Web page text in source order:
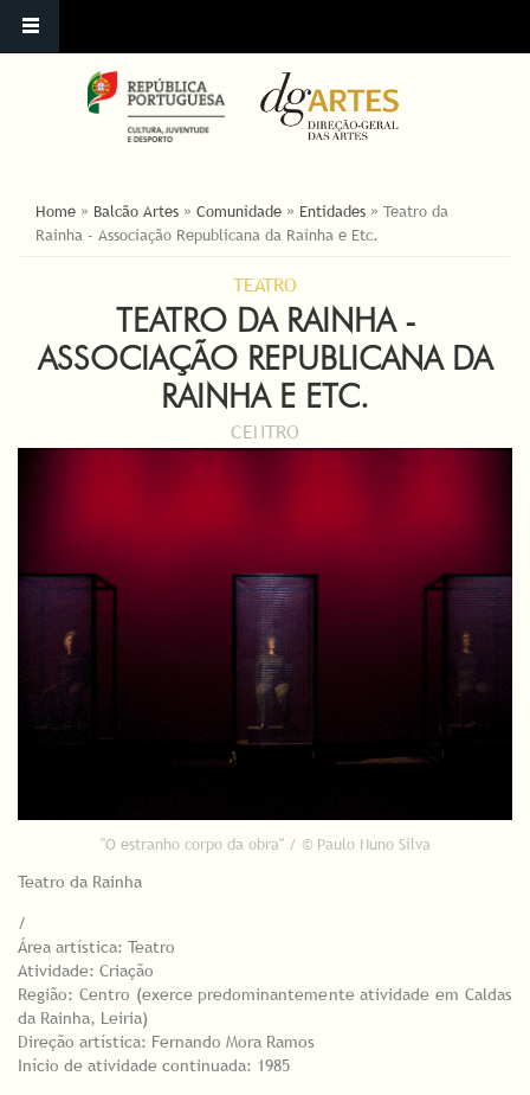
ESTÁ AQUI
Home » Balcão Artes » Comunidade » Entidades » Teatro da
Rainha - Associação Republicana da Rainha e Etc.
TEATRO
TEATRO DA RAINHA -
ASSOCIAÇÃO REPUBLICANA DA
RAINHA E ETC.
CENTRO
"O estranho corpo da obra" / © Paulo Nuno Silva
Teatro da Rainha
/
Área artística: Teatro
Atividade: Criação
Região: Centro (exerce predominantemente atividade em Caldas
da Rainha, Leiria)
Direção artística: Fernando Mora Ramos
Início de atividade continuada: 1985